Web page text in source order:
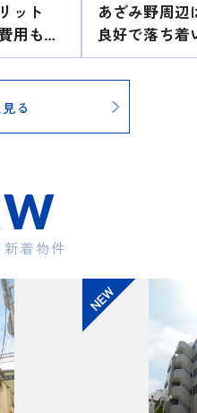
世代型マンション” の募
た！建物は安心の旭化成
完成は２０２６年３月と
月１５日
ました件に関しては、８
だきます。
よろしくお願い申し上げ
ションのご紹介！
貸マンションのご紹介
ット
用も解
あざみ野周辺
良好で落ち着
る
着物件
NEW